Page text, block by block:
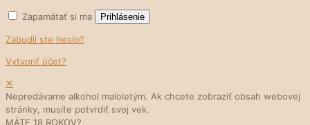
Zapamätať si ma Prihlásenie
Zabudli ste heslo?
Vytvoriť účet?
✕
Nepredávame alkohol maloletým. Ak chcete zobraziť obsah webovej
stránky, musíte potvrdiť svoj vek.
MÁTE 18 ROKOV?